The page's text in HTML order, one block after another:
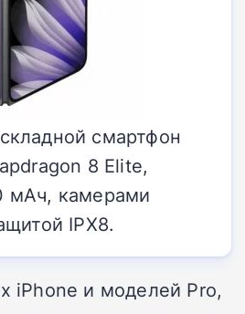
смартфон
8 Elite,
мАч, камерами
IPX8.
iPhone и моделей Pro,